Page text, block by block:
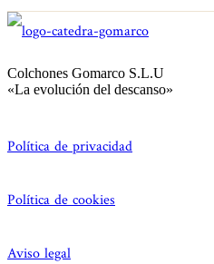
Colchones Gomarco S.L.U
«La evolución del descanso»
Política de privacidad
Política de cookies
Aviso legal